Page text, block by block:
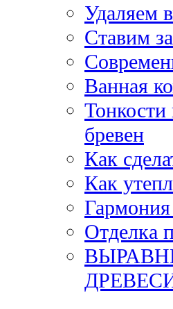
Удаляем
Ставим
Ванная
бревен
Как
Как
Гармония
Отделка